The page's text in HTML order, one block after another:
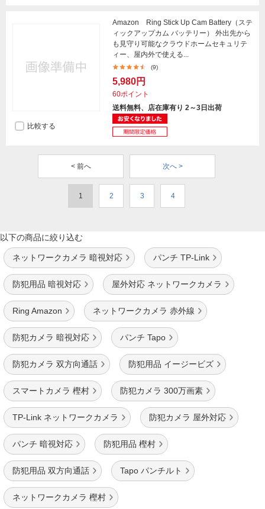
Amazon Ring Stick Up Cam Battery（ステ
ィックアップカム バッテリー） 外出先から
も見守り可能なクラウドホームセキュリテ
ィー、屋内外で使える...
(9)
5,980円
60ポイント
送料無料、店在庫有り 2～3日出荷
比較する
< 前へ 次へ >
1 2 3 4
以下の商品に絞り込む
ネットワークカメラ 暗視対応 パンチ TP-Link
防犯用品 暗視対応 屋外対応 ネットワークカメラ
Ring Amazon ネットワークカメラ 赤外線
防犯カメラ 暗視対応 パンチ Tapo
防犯カメラ 双方向通話 防犯用品 イージービズ
スマートカメラ 樫村 防犯カメラ 300万画素
TP-Link ネットワークカメラ 防犯カメラ 屋外対応
パンチ 暗視対応 防犯用品 樫村
防犯用品 双方向通話 Tapo パンチルト
ネットワークカメラ 樫村